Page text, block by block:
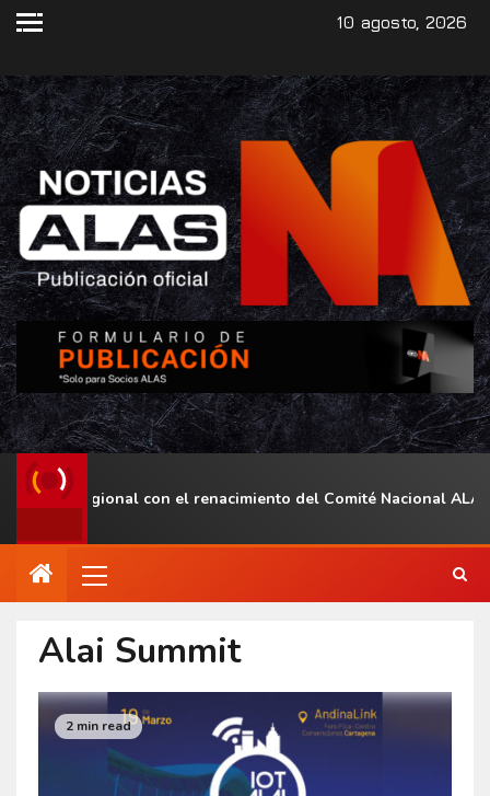
10 agosto, 2026
regional con el renacimiento del Comité Nacional ALAS
Alai Summit
2 min read